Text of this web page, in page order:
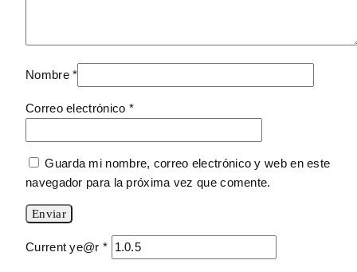
Nombre*
Correo electrónico *
Guarda mi nombre, correo electrónico y web en este
navegador para la próxima vez que comente.
Current ye@r *